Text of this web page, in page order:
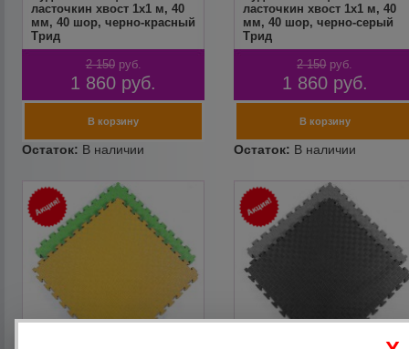
ласточкин хвост 1х1 м, 40
мм, 40 шор, черно-красный
Трид
2 150 руб.
1 860 руб.
ласточкин хвост 1х1 м, 40
мм, 40 шор, черно-серый
Трид
2 150 руб.
1 860 руб.